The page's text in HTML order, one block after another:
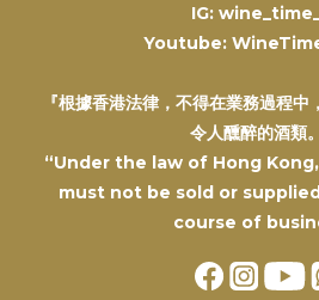
IG:
Youtube:
『根據香港法律，不得在業務過程
令人醺醉的酒類
“Under the law of Hong
must not be sold or
course of